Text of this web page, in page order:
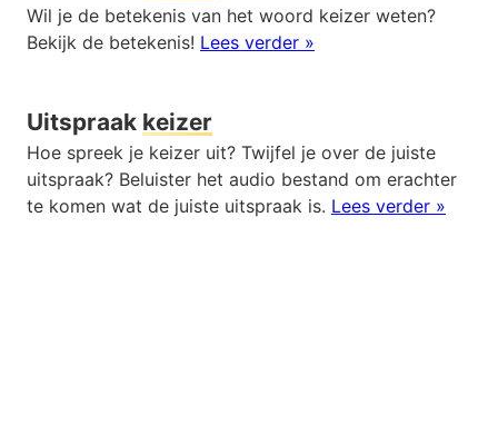
Wil je de betekenis van het woord keizer weten?
Bekijk de betekenis! Lees verder »
Uitspraak keizer
Hoe spreek je keizer uit? Twijfel je over de juiste
uitspraak? Beluister het audio bestand om erachter
te komen wat de juiste uitspraak is. Lees verder »